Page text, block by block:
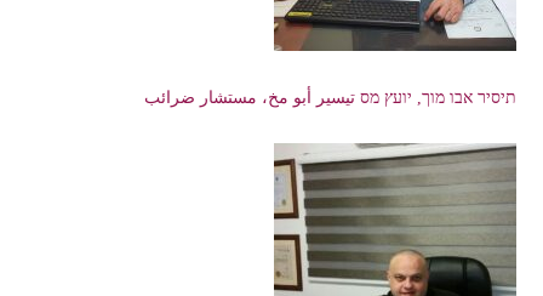
תיסיר אבו מוך, יועץ מס تيسير أبو مخ، مستشار ضرائب